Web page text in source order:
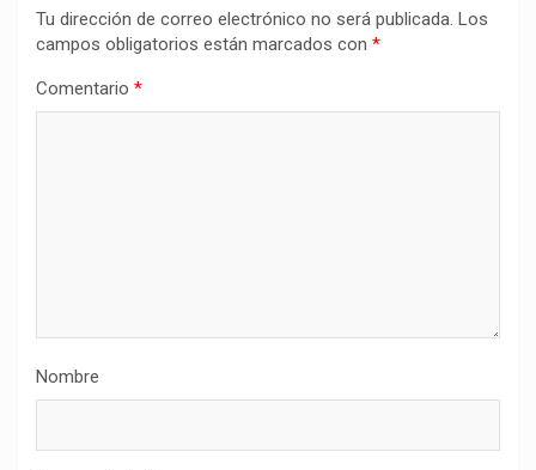
Tu dirección de correo electrónico no será publicada. Los
campos obligatorios están marcados con *
Comentario *
Nombre